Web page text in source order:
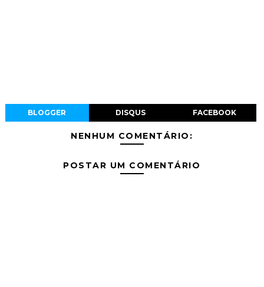
BLOGGER DISQUS FACEBOOK
NENHUM COMENTÁRIO:
POSTAR UM COMENTÁRIO